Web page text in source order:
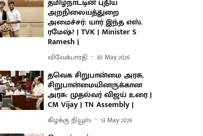
தமிழ்நாட்டின் புதிய
அறநிலையத்துறை
அமைச்சர்: யார் இந்த எஸ்.
ரமேஷ்? | TVK | Minister S
Ramesh |
விவேக்பாரதி 30 May 2026
தவெக சிறுபான்மை அரசு,
சிறுபான்மையினருக்கான
அரசு: முதல்வர் விஜய் உரை |
CM Vijay | TN Assembly |
கிழக்கு நியூஸ் 13 May 2026